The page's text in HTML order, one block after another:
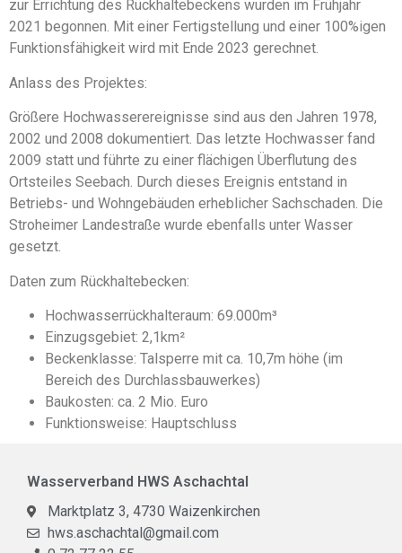
zur Errichtung des Rückhaltebeckens wurden im Frühjahr
2021 begonnen. Mit einer Fertigstellung und einer 100%igen
Funktionsfähigkeit wird mit Ende 2023 gerechnet.
Anlass des Projektes:
Größere Hochwasserereignisse sind aus den Jahren 1978,
2002 und 2008 dokumentiert. Das letzte Hochwasser fand
2009 statt und führte zu einer flächigen Überflutung des
Ortsteiles Seebach. Durch dieses Ereignis entstand in
Betriebs- und Wohngebäuden erheblicher Sachschaden. Die
Stroheimer Landestraße wurde ebenfalls unter Wasser
gesetzt.
Daten zum Rückhaltebecken:
Hochwasserrückhalteraum: 69.000m³
Einzugsgebiet: 2,1km²
Beckenklasse: Talsperre mit ca. 10,7m höhe (im
Bereich des Durchlassbauwerkes)
Baukosten: ca. 2 Mio. Euro
Funktionsweise: Hauptschluss
Wasserverband HWS Aschachtal
Marktplatz 3, 4730 Waizenkirchen
hws.aschachtal@gmail.com